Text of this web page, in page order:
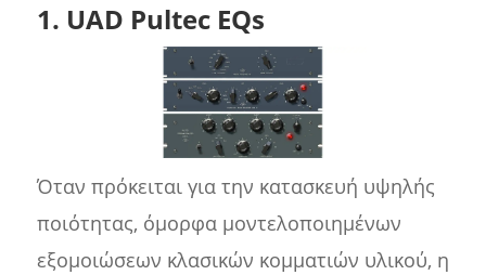
1. UAD Pultec EQs
Όταν πρόκειται για την κατασκευή υψηλής
ποιότητας, όμορφα μοντελοποιημένων
εξομοιώσεων κλασικών κομματιών υλικού, η